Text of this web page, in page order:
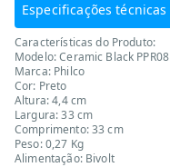
Especificações técnicas
Características do Produto:
Modelo: Ceramic Black PPR08
Marca: Philco
Cor: Preto
Altura: 4,4 cm
Largura: 33 cm
Comprimento: 33 cm
Peso: 0,27 Kg
Alimentação: Bivolt